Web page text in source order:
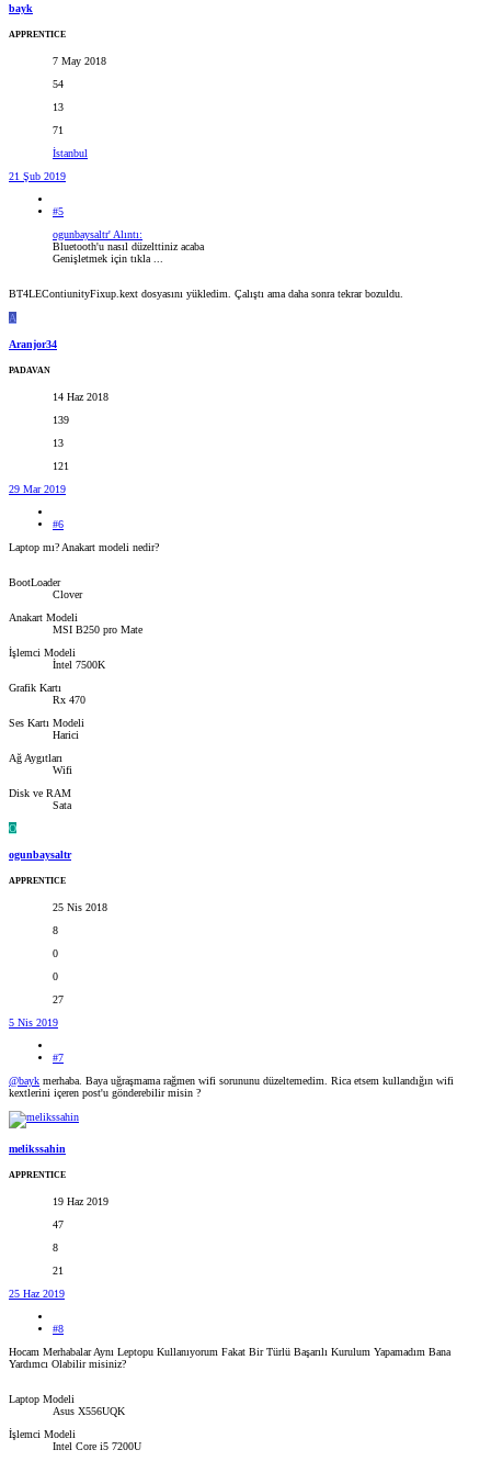
bayk
APPRENTICE
7 May 2018
54
13
71
İstanbul
21 Şub 2019
#5
ogunbaysaltr' Alıntı:
Bluetooth'u nasıl düzelttiniz acaba
Genişletmek için tıkla ...
BT4LEContiunityFixup.kext dosyasını yükledim. Çalıştı ama daha sonra tekrar bozuldu.
A
Aranjor34
PADAVAN
14 Haz 2018
139
13
121
29 Mar 2019
#6
Laptop mı? Anakart modeli nedir?
BootLoader
Clover
Anakart Modeli
MSI B250 pro Mate
İşlemci Modeli
İntel 7500K
Grafik Kartı
Rx 470
Ses Kartı Modeli
Harici
Ağ Aygıtları
Wifi
Disk ve RAM
Sata
O
ogunbaysaltr
APPRENTICE
25 Nis 2018
8
0
0
27
5 Nis 2019
#7
@bayk merhaba. Baya uğraşmama rağmen wifi sorununu düzeltemedim. Rica etsem kullandığın wifi
kextlerini içeren post'u gönderebilir misin ?
melikssahin
APPRENTICE
19 Haz 2019
47
8
21
25 Haz 2019
#8
Hocam Merhabalar Aynı Leptopu Kullanıyorum Fakat Bir Türlü Başarılı Kurulum Yapamadım Bana
Yardımcı Olabilir misiniz?
Laptop Modeli
Asus X556UQK
İşlemci Modeli
Intel Core i5 7200U